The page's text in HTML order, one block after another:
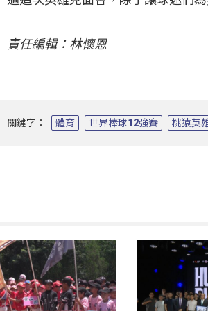
責任編輯：林懷恩
關鍵字： 體育 世界棒球12強賽 桃猿英